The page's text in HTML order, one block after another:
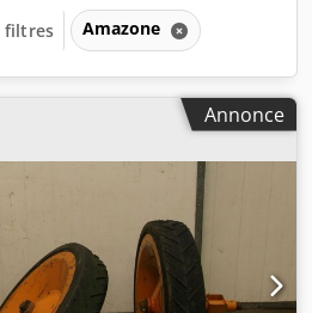
filtres Amazone
Annonce